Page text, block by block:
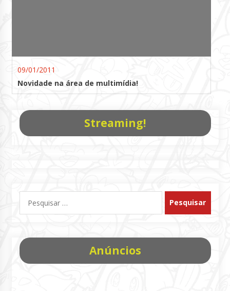
09/01/2011
Novidade na área de multimídia!
Streaming!
por:
Anúncios